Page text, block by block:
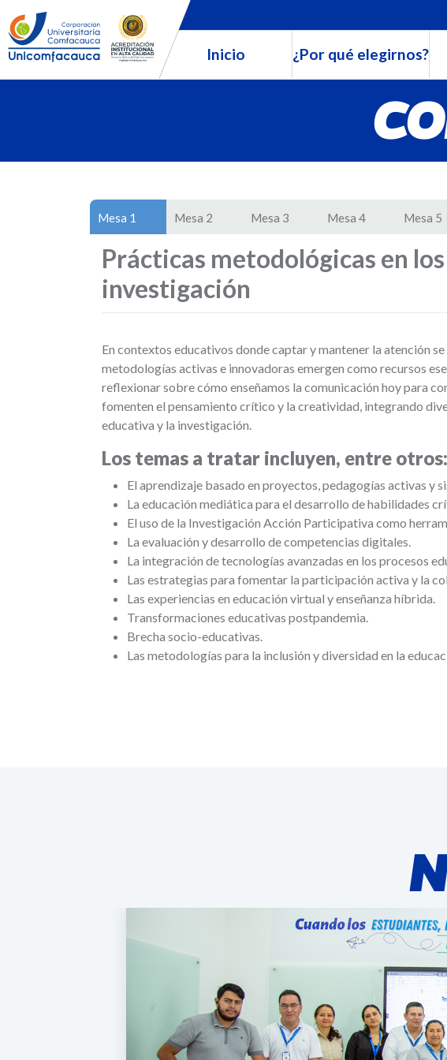
Inicio ¿Por qué elegirnos?
Mesa 1 Mesa 2 Mesa 3 Mesa 4 Mesa 5
Prácticas metodológicas en
investigación
En contextos educativos donde captar y mantener la atención
metodologías activas e innovadoras emergen como recursos
reflexionar sobre cómo enseñamos la comunicación hoy para
fomenten el pensamiento crítico y la creatividad, integrando
educativa y la investigación.
Los temas a tratar incluyen, entre otros:
El aprendizaje basado en proyectos, pedagogías activas y
La educación mediática para el desarrollo de habilidades
El uso de la Investigación Acción Participativa como
La evaluación y desarrollo de competencias digitales.
La integración de tecnologías avanzadas en los procesos
Las estrategias para fomentar la participación activa y la
Las experiencias en educación virtual y enseñanza híbrida.
Transformaciones educativas postpandemia.
Brecha socio-educativas.
Las metodologías para la inclusión y diversidad en la